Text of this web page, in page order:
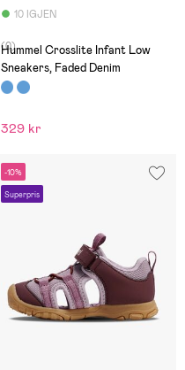
10 IGJEN
(0)
Hummel Crosslite Infant Low
Sneakers, Faded Denim
329 kr
-10%
Superpris